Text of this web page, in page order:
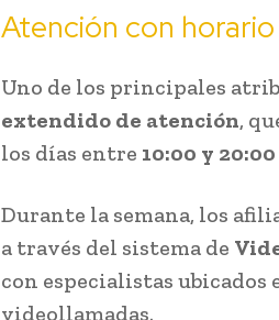
Atención con
Uno de los principales
extendido de atención,
los días entre 10:00 y
Durante la semana, los
a través del sistema de
con especialistas
videollamadas.